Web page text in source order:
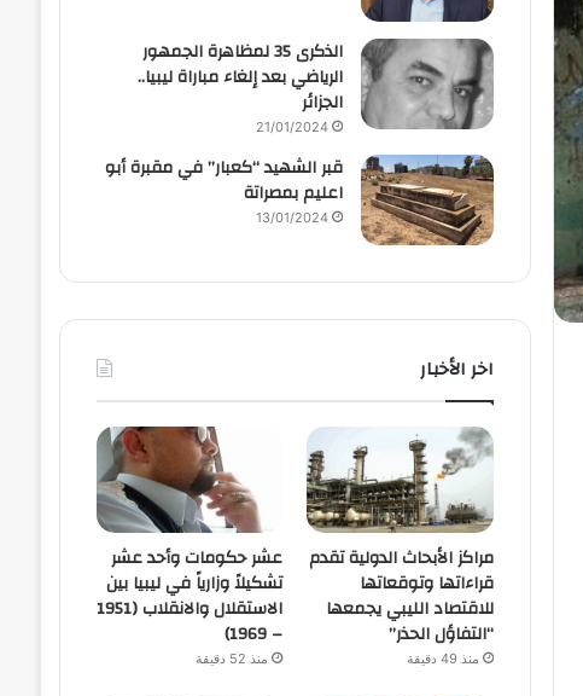
الذكرى 35 لمظاهرة الجمهور
الرياضي بعد إلغاء مباراة ليبيا..
الجزائر
21/01/2024
قبر الشهيد “كعبار” في مقبرة أبو
اعليم بمصراتة
13/01/2024
اخر الأخبار
مراكز الأبحاث الدولية تقدم
قراءاتها وتوقعاتها
للاقتصاد الليبي يجمعها
“التفاؤل الحذر”
منذ 49 دقيقة
عشر حكومات وأحد عشر
تشكيلاً وزارياً في ليبيا بين
الاستقلال والانقلاب (1951
– 1969)
منذ 52 دقيقة